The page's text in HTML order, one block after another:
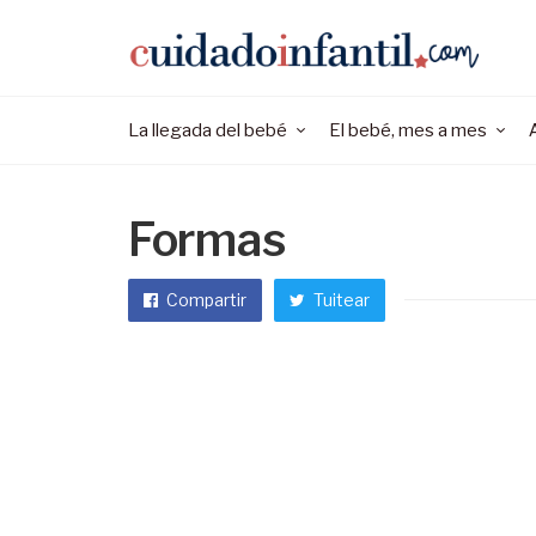
La llegada del bebé El bebé, mes a mes
Formas
Compartir Tuitear